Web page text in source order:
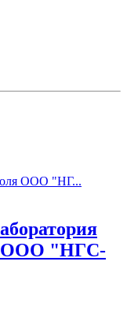
ООО "НГ...
ООО "НГС-